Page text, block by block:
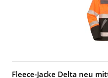
Fleece-Jacke Delta neu